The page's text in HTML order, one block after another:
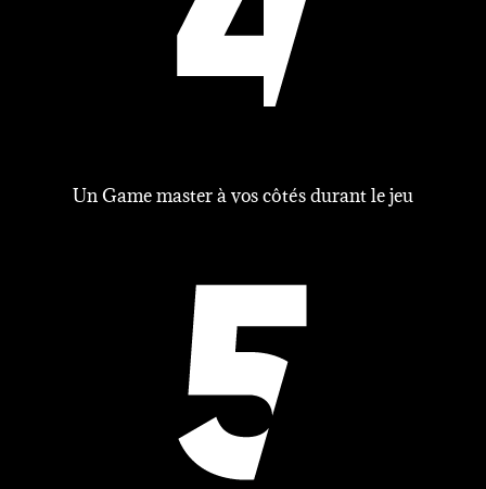
Un Game master à vos côtés durant le jeu